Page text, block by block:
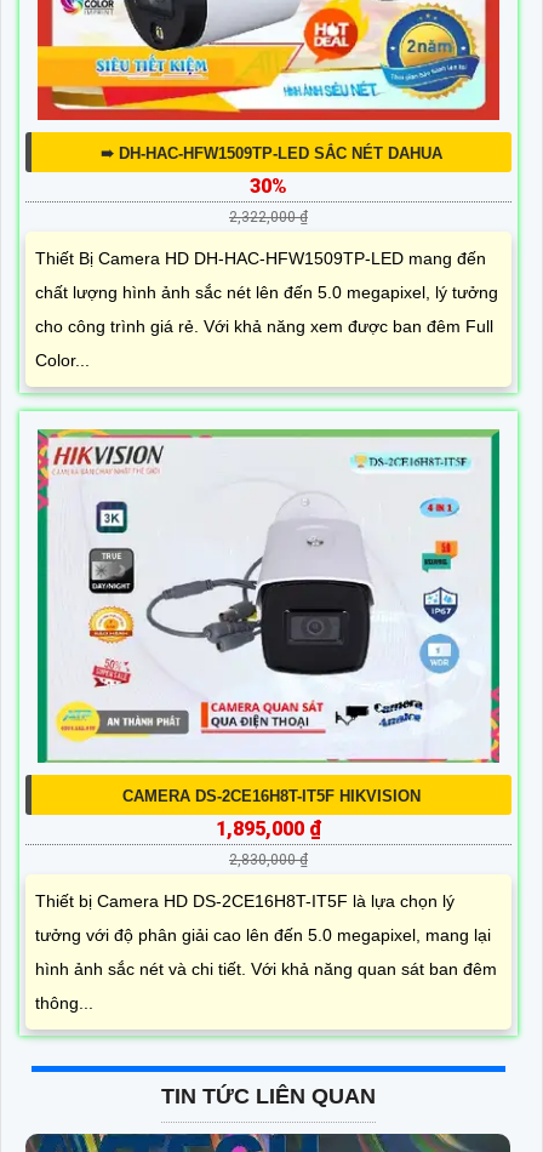
➠ DH-HAC-HFW1509TP-LED SẮC NÉT DAHUA
30%
2,322,000 ₫
Thiết Bị Camera HD DH-HAC-HFW1509TP-LED mang đến
chất lượng hình ảnh sắc nét lên đến 5.0 megapixel, lý tưởng
cho công trình giá rẻ. Với khả năng xem được ban đêm Full
Color...
CAMERA DS-2CE16H8T-IT5F HIKVISION
1,895,000 ₫
2,830,000 ₫
Thiết bị Camera HD DS-2CE16H8T-IT5F là lựa chọn lý
tưởng với độ phân giải cao lên đến 5.0 megapixel, mang lại
hình ảnh sắc nét và chi tiết. Với khả năng quan sát ban đêm
thông...
TIN TỨC LIÊN QUAN